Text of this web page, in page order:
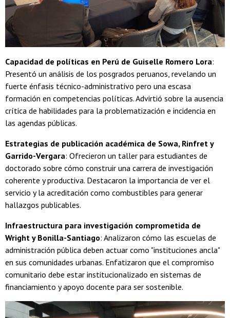
Capacidad de políticas en Perú de Guiselle Romero Lora:
Presentó un análisis de los posgrados peruanos, revelando un
fuerte énfasis técnico-administrativo pero una escasa
formación en competencias políticas. Advirtió sobre la ausencia
crítica de habilidades para la problematización e incidencia en
las agendas públicas.
Estrategias de publicación académica de Sowa, Rinfret y
Garrido-Vergara: Ofrecieron un taller para estudiantes de
doctorado sobre cómo construir una carrera de investigación
coherente y productiva. Destacaron la importancia de ver el
servicio y la acreditación como combustibles para generar
hallazgos publicables.
Infraestructura para investigación comprometida de
Wright y Bonilla-Santiago: Analizaron cómo las escuelas de
administración pública deben actuar como "instituciones ancla"
en sus comunidades urbanas. Enfatizaron que el compromiso
comunitario debe estar institucionalizado en sistemas de
financiamiento y apoyo docente para ser sostenible.